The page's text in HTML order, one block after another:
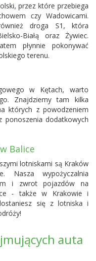
przez które przebiega
czy Wadowicami.
droga S1, która
Białą oraz Żywiec.
płynnie pokonywać
terenu.
w Kętach, warto
Znajdziemy tam kilka
których z powodzeniem
dodatkowych
Balice
lotniskami są Kraków
Nasza wypożyczalnia
i zwrot pojazdów na
- także w Krakowie i
się z lotniska i
auta